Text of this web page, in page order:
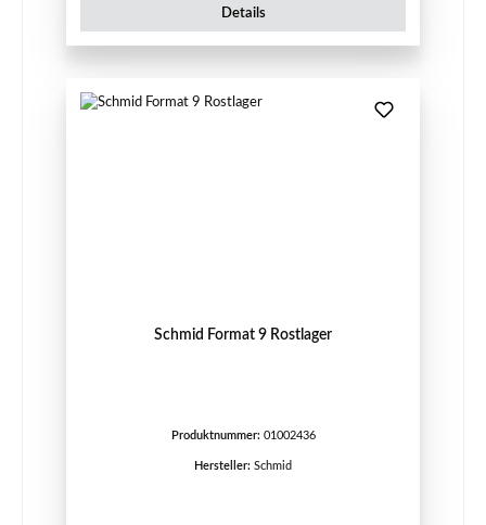
Details
Schmid Format 9 Rostlager
Produktnummer: 01002436
Hersteller: Schmid